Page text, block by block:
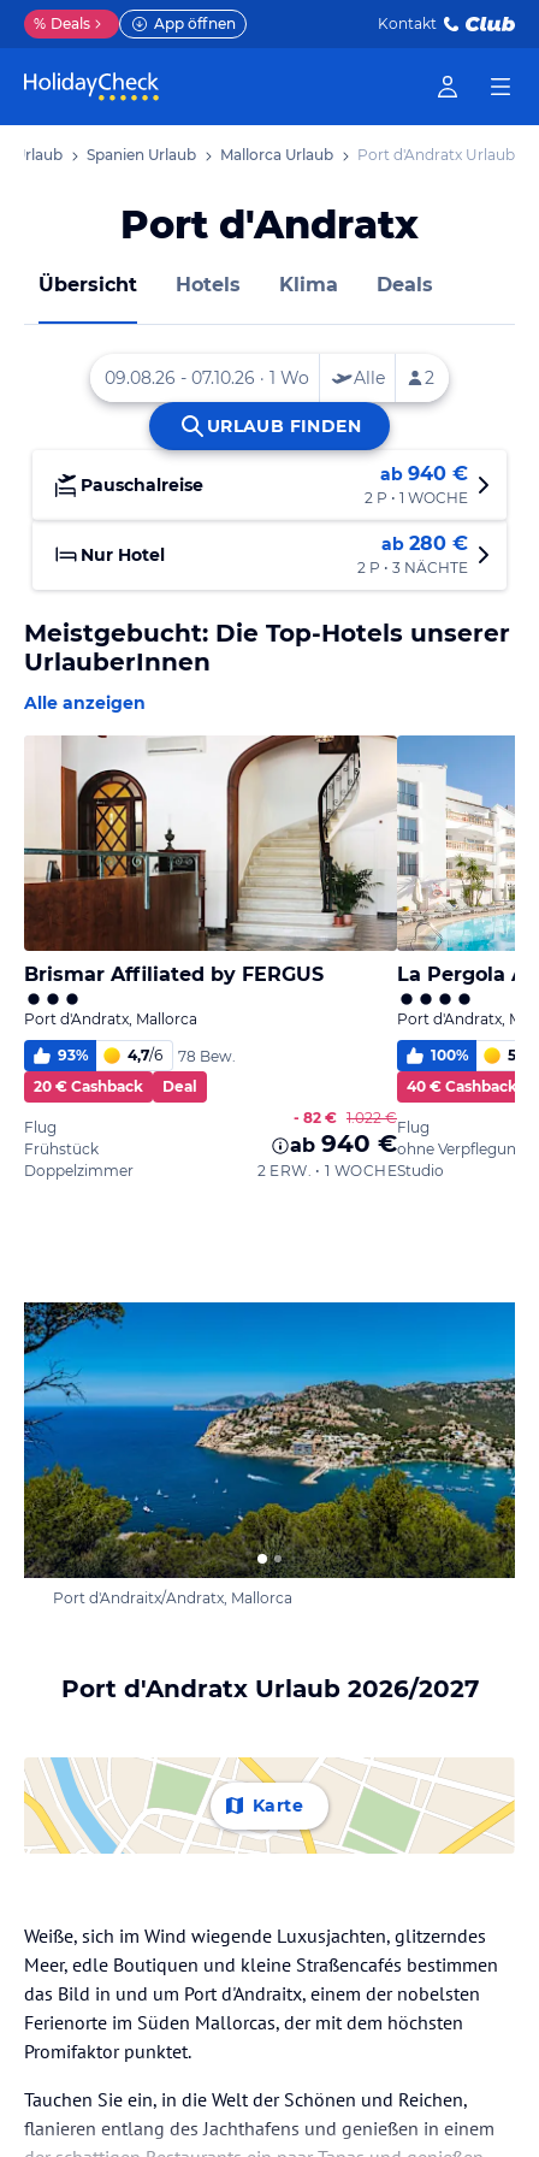
% Deals App öffnen Kontakt
Urlaub Spanien Urlaub Mallorca Urlaub Port d'Andratx Urlaub
Port d'Andratx
Übersicht Hotels Klima Deals
Pauschalreise ab 940 €
2 P • 1 WOCHE
Nur Hotel ab 280 €
2 P • 3 NÄCHTE
Meistgebucht: Die Top-Hotels unserer
UrlauberInnen
Alle anzeigen
Brismar Affiliated by FERGUS
Port d'Andratx, Mallorca
93% 4,7/6
78 Bew.
20 € Cashback
Deal
Flug
Frühstück
Doppelzimmer
- 82 € 1.022 €
ab 940 €
2 ERW. • 1 WOCHE
La Pergola
Port d'Andratx,
100% 5,7
40 € Cashback
Flug
ohne Verpflegung
Studio
Port d'Andraitx/Andratx, Mallorca
Port d'Andratx Urlaub 2026/2027
Karte
Weiße, sich im Wind wiegende Luxusjachten, glitzerndes
Meer, edle Boutiquen und kleine Straßencafés bestimmen
das Bild in und um Port d'Andraitx, einem der nobelsten
Ferienorte im Süden Mallorcas, der mit dem höchsten
Promifaktor punktet.
Tauchen Sie ein, in die Welt der Schönen und Reichen,
flanieren entlang des Jachthafens und genießen in einem